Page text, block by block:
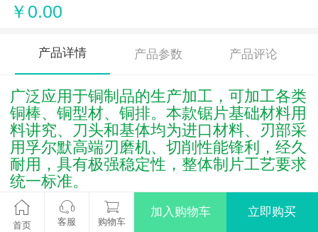
￥0.00
产品详情 产品参数 产品评论
广泛应用于铜制品的生产加工，可加工各类
铜棒、铜型材、铜排。本款锯片基础材料用
料讲究、刀头和基体均为进口材料、刃部采
用孚尔默高端刃磨机、切削性能锋利，经久
耐用，具有极强稳定性，整体制片工艺要求
统一标准。
首页 客服 购物车
加入购物车 立即购买